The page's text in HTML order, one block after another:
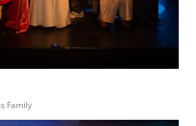
Family